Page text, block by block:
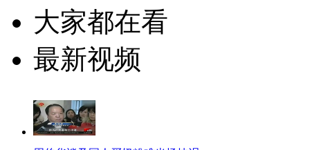
大家都在看
最新视频